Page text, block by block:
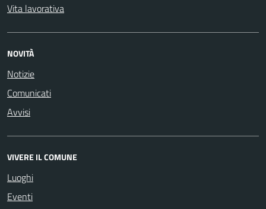
Vita lavorativa
NOVITÀ
Notizie
Comunicati
Avvisi
VIVERE IL COMUNE
Luoghi
Eventi